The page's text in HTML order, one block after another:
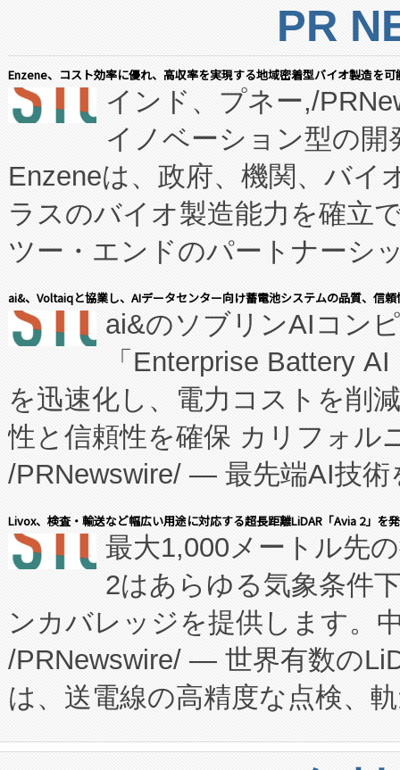
PR
Enzene、コスト効率に優れ、高収率を実現する地域密着型バイオ製造を
インド、プネー,/
イノベーション型の
Enzeneは、政府、機関、バイ
ラスのバイオ製造能力を確立
ツー・エンドのパートナーシ
表しました。 同社の実績ある
manufacturing™ (FCCM™) プ
たNeXは、バイオ医薬品製造
従来のフェッドバッチ施設の
に、患者やサプライチェーン
キー方式で拡張性が高く、持
す。FCCM‑を活用した現地生
患者にとっての費用負担を大
のアクセスを大幅に拡大する
Fully-Connected Continuous
プログラムには、施設設計・
に関する技術移転および知的
構造化トレーニングカリキュ
ai&、Voltaiqと協業し、AIデータセンター向け蓄電池システムの品質、信
ai&のソブリンAIコン
「Enterprise Battery
を迅速化し、電力コストを削
性と信頼性を確保 カリフォル
/PRNewswire/ — 最先端AI技術
会社エーアイ・アンド：本社
President原信平）と、エンタ
ードするVoltaiqは、日本にあ
ーエネルギー貯蔵システム（
た。 Voltaiq独自のAI搭載プラ
定、統合、導入、運用に至る
安全性を追跡し、確保する事
Livox、検査・輸送など幅広い用途に対応する超長距離LiDAR「Avia 2」を
最大1,000メートル先
2はあらゆる気象条件
ンカバレッジを提供します。
/PRNewswire/ — 世界有数の
は、送電線の高精度な点検、
や穀物倉庫におけるバルク材